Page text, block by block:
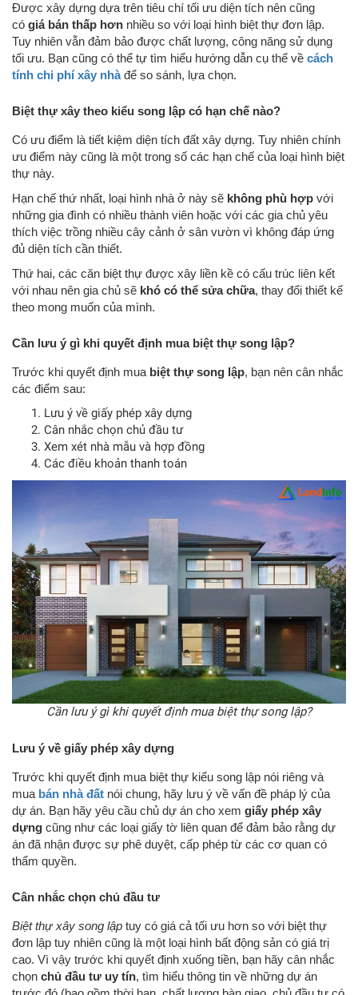
Được xây dựng dựa trên tiêu chí tối ưu diện tích nên cũng
có giá bán thấp hơn nhiều so với loại hình biệt thự đơn lập.
Tuy nhiên vẫn đảm bảo được chất lượng, công năng sử dụng
tối ưu. Bạn cũng có thể tự tìm hiểu hướng dẫn cụ thể về cách
tính chi phí xây nhàđể so sánh, lựa chọn.
Biệt thự xây theo kiểu song lập có hạn chế nào?
Có ưu điểm là tiết kiệm diện tích đất xây dựng. Tuy nhiên chính
ưu điểm này cũng là một trong số các hạn chế của loại hình biệt
thự này.
Hạn chế thứ nhất, loại hình nhà ở này sẽ không phù hợp với
những gia đình có nhiều thành viên hoặc với các gia chủ yêu
thích việc trồng nhiều cây cảnh ở sân vườn vì không đáp ứng
đủ diện tích cần thiết.
Thứ hai, các căn biệt thự được xây liền kề có cấu trúc liên kết
với nhau nên gia chủ sẽ khó có thể sửa chữa, thay đổi thiết kế
theo mong muốn của mình.
Cần lưu ý gì khi quyết định mua biệt thự song lập?
Trước khi quyết định mua biệt thự song lập, bạn nên cân nhắc
các điểm sau:
Lưu ý về giấy phép xây dựng
Cân nhắc chọn chủ đầu tư
Xem xét nhà mẫu và hợp đồng
Các điều khoản thanh toán
Cần lưu ý gì khi quyết định mua biệt thự song lập?
Lưu ý về giấy phép xây dựng
Trước khi quyết định mua biệt thự kiểu song lập nói riêng và
mua bán nhà đất nói chung, hãy lưu ý về vấn đề pháp lý của
dự án. Bạn hãy yêu cầu chủ dự án cho xem giấy phép xây
dựng cũng như các loại giấy tờ liên quan để đảm bảo rằng dự
án đã nhận được sự phê duyệt, cấp phép từ các cơ quan có
thẩm quyền.
Cân nhắc chọn chủ đầu tư
Biệt thự xây song lập tuy có giá cả tối ưu hơn so với biệt thự
đơn lập tuy nhiên cũng là một loại hình bất động sản có giá trị
cao. Vì vậy trước khi quyết định xuống tiền, bạn hãy cân nhắc
chọn chủ đầu tư uy tín, tìm hiểu thông tin về những dự án